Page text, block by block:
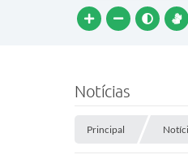
Notícias
Principal